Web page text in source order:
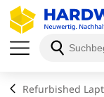
Refurbished